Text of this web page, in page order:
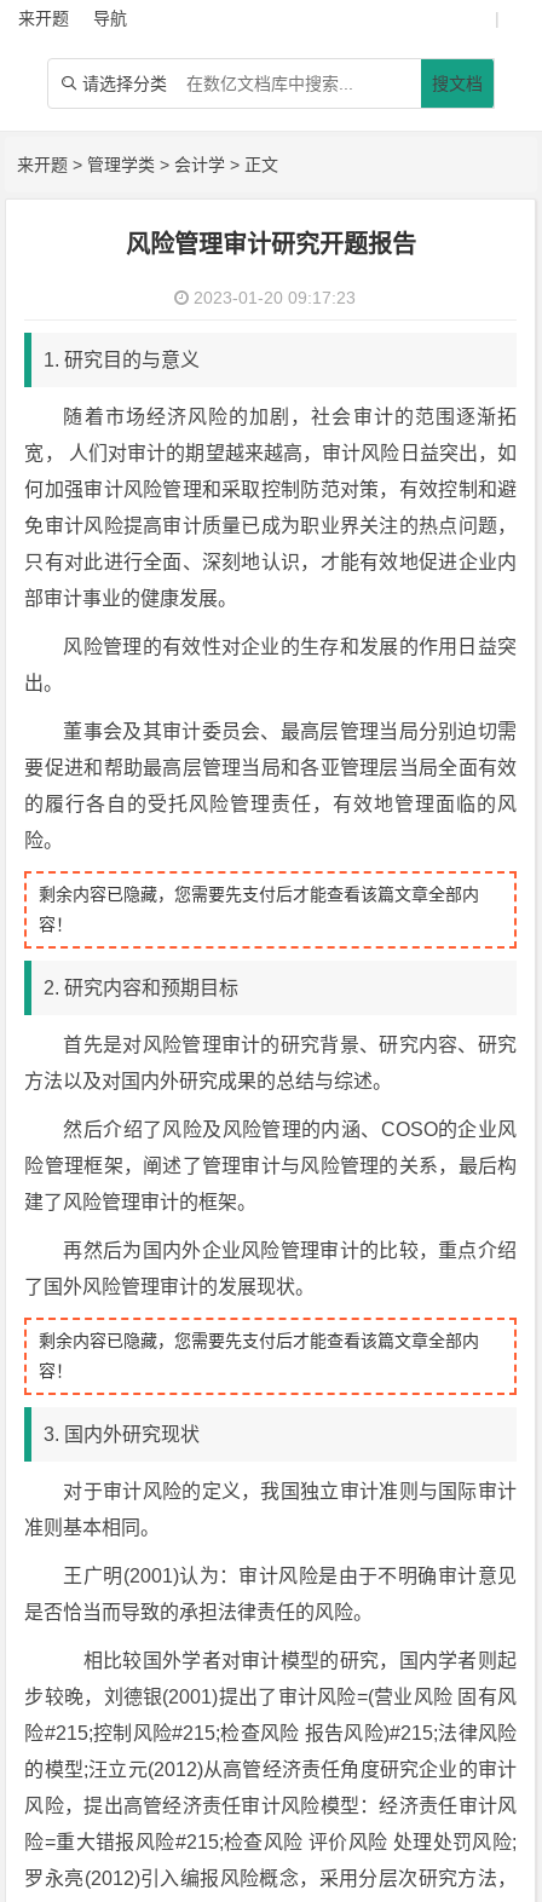
来开题 导航 |
 请选择分类 搜文档
来开题 >管理学类 >会计学 > 正文
风险管理审计研究开题报告
2023-01-20 09:17:23
1. 研究目的与意义
随着市场经济风险的加剧，社会审计的范围逐渐拓
宽， 人们对审计的期望越来越高，审计风险日益突出，如
何加强审计风险管理和采取控制防范对策，有效控制和避
免审计风险提高审计质量已成为职业界关注的热点问题，
只有对此进行全面、深刻地认识，才能有效地促进企业内
部审计事业的健康发展。
风险管理的有效性对企业的生存和发展的作用日益突
出。
董事会及其审计委员会、最高层管理当局分别迫切需
要促进和帮助最高层管理当局和各亚管理层当局全面有效
的履行各自的受托风险管理责任，有效地管理面临的风
险。
剩余内容已隐藏，您需要先支付后才能查看该篇文章全部内
容！
2. 研究内容和预期目标
首先是对风险管理审计的研究背景、研究内容、研究
方法以及对国内外研究成果的总结与综述。
然后介绍了风险及风险管理的内涵、COSO的企业风
险管理框架，阐述了管理审计与风险管理的关系，最后构
建了风险管理审计的框架。
再然后为国内外企业风险管理审计的比较，重点介绍
了国外风险管理审计的发展现状。
剩余内容已隐藏，您需要先支付后才能查看该篇文章全部内
容！
3. 国内外研究现状
对于审计风险的定义，我国独立审计准则与国际审计
准则基本相同。
王广明(2001)认为：审计风险是由于不明确审计意见
是否恰当而导致的承担法律责任的风险。
相比较国外学者对审计模型的研究，国内学者则起
步较晚，刘德银(2001)提出了审计风险=(营业风险 固有风
险#215;控制风险#215;检查风险 报告风险)#215;法律风险
的模型;汪立元(2012)从高管经济责任角度研究企业的审计
风险，提出高管经济责任审计风险模型：经济责任审计风
险=重大错报风险#215;检查风险 评价风险 处理处罚风险;
罗永亮(2012)引入编报风险概念，采用分层次研究方法，